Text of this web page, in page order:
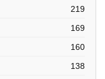
219
169
160
138